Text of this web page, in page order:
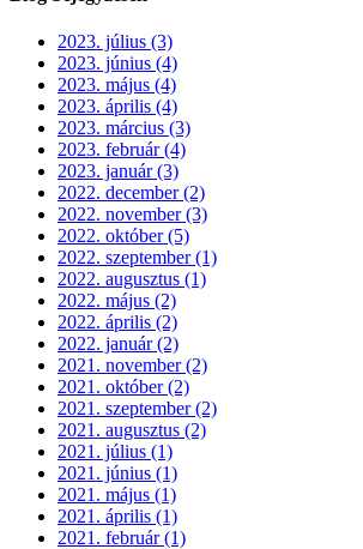
2023. július (3)
2023. június (4)
2023. május (4)
2023. április (4)
2023. március (3)
2023. február (4)
2023. január (3)
2022. december (2)
2022. november (3)
2022. október (5)
2022. szeptember (1)
2022. augusztus (1)
2022. május (2)
2022. április (2)
2022. január (2)
2021. november (2)
2021. október (2)
2021. szeptember (2)
2021. augusztus (2)
2021. július (1)
2021. június (1)
2021. május (1)
2021. április (1)
2021. február (1)